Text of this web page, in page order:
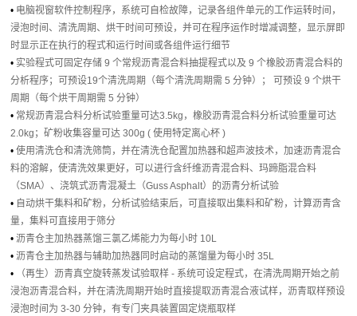
• 电脑视窗软件控制程序，系统可自检故障，记录各组件单元的工作运转时间，
浸泡时间、清洗周期、烘干时间可预设，并可在程序运作时增减调整，显示屏即
时显示正在执行的程式和运行时间或各组件运行细节
• 实验程式可固定存储 9 个常规沥青混合料抽提程式以及 9 个橡胶沥青混合料的
分析程序；可预设19个清洗周期（每个清洗周期需 5 分钟）； 可预设 9 个烘干
周期（每个烘干周期需 5 分钟）
• 常规沥青混合料分析试验重量可达3.5kg，橡胶沥青混合料分析试验重量可达
2.0kg；矿粉收集容量可达 300g ( 使用特定离心杯 )
•使用清洗仓和清洗筛筒，并在清洗仓配置加热器和超声波技术，加速沥青混合
料的溶解，使清洗效果更好，可以进行含纤维沥青混合料、玛蹄脂混合料
（SMA）、浇筑式沥青混凝土（Guss Asphalt）的沥青分析试验
• 自动烘干集料和矿粉，分析试验结束后，可直接取出集料和矿粉，计算沥青含
量，集料可直接用于筛分
•沥青仓主加热器蒸馏三氯乙烯能力为每小时 10L
•沥青仓主加热器与辅助加热器同时启动的蒸馏量为每小时 35L
•
（再生）沥青真空旋转蒸发试验取样 - 系统可设定程式，在清洗周期开始之前
浸泡沥青混合料，并在清洗周期开始时直接提取沥青混合液试样，沥青取样预设
浸泡时间为 3-30 分钟，有专门夹具装置固定烧瓶取样